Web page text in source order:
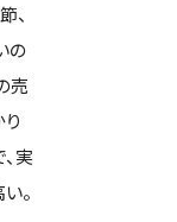
、
の
売
実
。